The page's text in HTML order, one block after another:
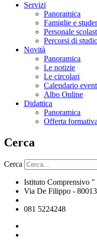
Servizi
Panoramica
Famiglie e
Personale
Percorsi di
Novità
Panoramica
Le notizie
Le circolari
Calendario
Albo Online
Didattica
Panoramica
Offerta
Cerca
Cerca
Istituto Comprensivo
Via De Filippo -
081 5224248